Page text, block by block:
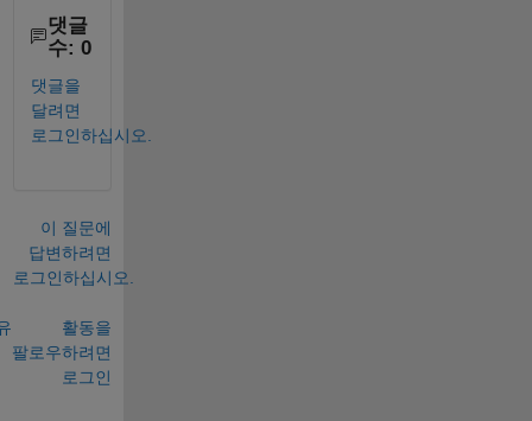
댓글
수: 0
댓글을
달려면
로그인하십시오.
이 질문에
답변하려면
로그인하십시오.
활동을
팔로우하려면
로그인